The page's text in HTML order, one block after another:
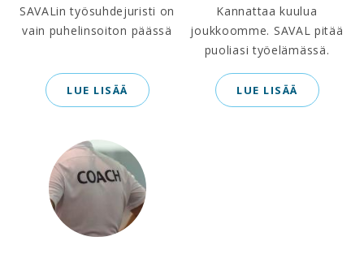
SAVALin työsuhdejuristi on
vain puhelinsoiton päässä
LUE LISÄÄ
Kannattaa kuulua
joukkoomme. SAVAL pitää
puoliasi työelämässä.
LUE LISÄÄ